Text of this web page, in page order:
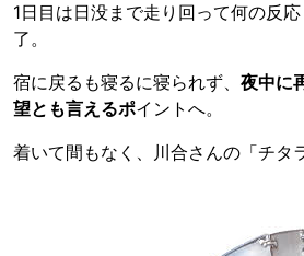
1日目は日没まで走り回って何の反
了。
宿に戻るも寝るに寝られず、 夜中に
望とも言えるポイントへ。
着いて間もなく、川合さんの「チタ